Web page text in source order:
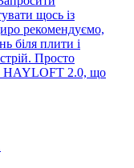
щось із
рекомендуємо,
біля плити і
Просто
HAYLOFT 2.0, що